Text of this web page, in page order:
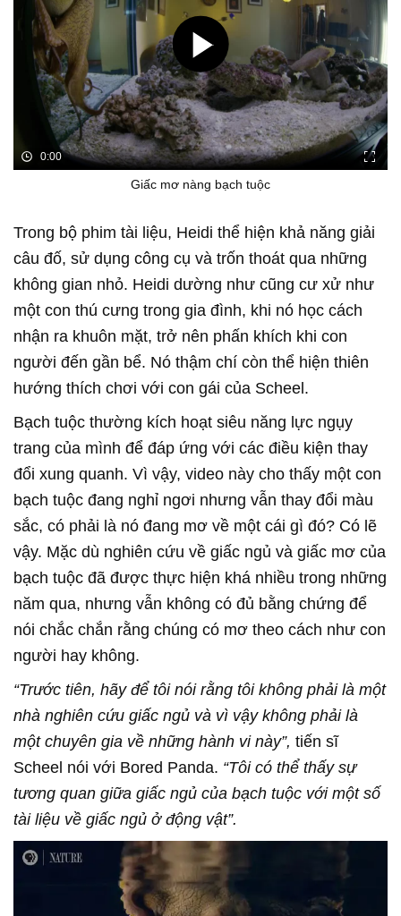
0:00
Giấc mơ nàng bạch tuộc
Trong bộ phim tài liệu, Heidi thể hiện khả năng giải
câu đố, sử dụng công cụ và trốn thoát qua những
không gian nhỏ. Heidi dường như cũng cư xử như
một con thú cưng trong gia đình, khi nó học cách
nhận ra khuôn mặt, trở nên phấn khích khi con
người đến gần bể. Nó thậm chí còn thể hiện thiên
hướng thích chơi với con gái của Scheel.
Bạch tuộc thường kích hoạt siêu năng lực ngụy
trang của mình để đáp ứng với các điều kiện thay
đổi xung quanh. Vì vậy, video này cho thấy một con
bạch tuộc đang nghỉ ngơi nhưng vẫn thay đổi màu
sắc, có phải là nó đang mơ về một cái gì đó? Có lẽ
vậy. Mặc dù nghiên cứu về giấc ngủ và giấc mơ của
bạch tuộc đã được thực hiện khá nhiều trong những
năm qua, nhưng vẫn không có đủ bằng chứng để
nói chắc chắn rằng chúng có mơ theo cách như con
người hay không.
“Trước tiên, hãy để tôi nói rằng tôi không phải là một
nhà nghiên cứu giấc ngủ và vì vậy không phải là
một chuyên gia về những hành vi này”, tiến sĩ
Scheel nói với Bored Panda. “Tôi có thể thấy sự
tương quan giữa giấc ngủ của bạch tuộc với một số
tài liệu về giấc ngủ ở động vật”.